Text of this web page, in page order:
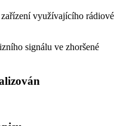
využívajícího rádiové
signálu ve zhoršené